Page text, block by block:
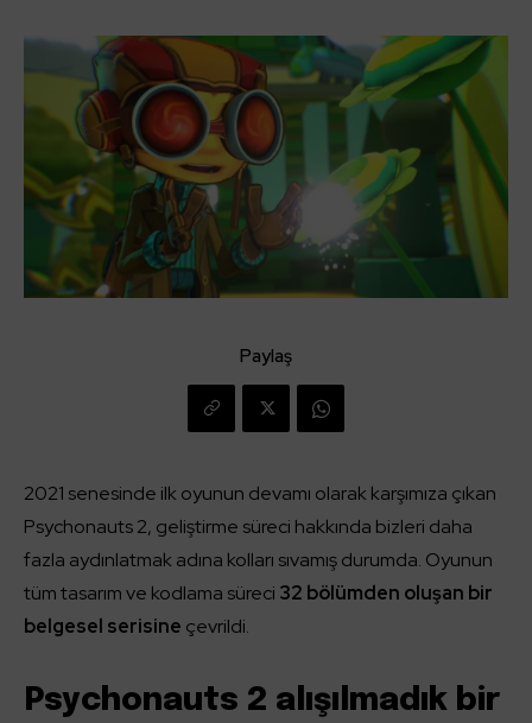
Paylaş
2021 senesinde ilk oyunun devamı olarak karşımıza çıkan
Psychonauts 2, geliştirme süreci hakkında bizleri daha
fazla aydınlatmak adına kolları sıvamış durumda. Oyunun
tüm tasarım ve kodlama süreci 32 bölümden oluşan bir
belgesel serisine çevrildi.
Psychonauts 2 alışılmadık bir